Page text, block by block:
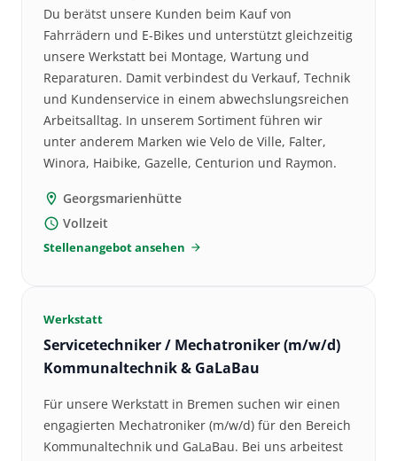
Du berätst unsere Kunden beim Kauf von
Fahrrädern und E-Bikes und unterstützt gleichzeitig
unsere Werkstatt bei Montage, Wartung und
Reparaturen. Damit verbindest du Verkauf, Technik
und Kundenservice in einem abwechslungsreichen
Arbeitsalltag. In unserem Sortiment führen wir
unter anderem Marken wie Velo de Ville, Falter,
Winora, Haibike, Gazelle, Centurion und Raymon.
location_on Georgsmarienhütte
schedule Vollzeit
Stellenangebot ansehen arrow_forward
Werkstatt
Servicetechniker / Mechatroniker (m/w/d)
Kommunaltechnik & GaLaBau
Für unsere Werkstatt in Bremen suchen wir einen
engagierten Mechatroniker (m/w/d) für den Bereich
Kommunaltechnik und GaLaBau. Bei uns arbeitest